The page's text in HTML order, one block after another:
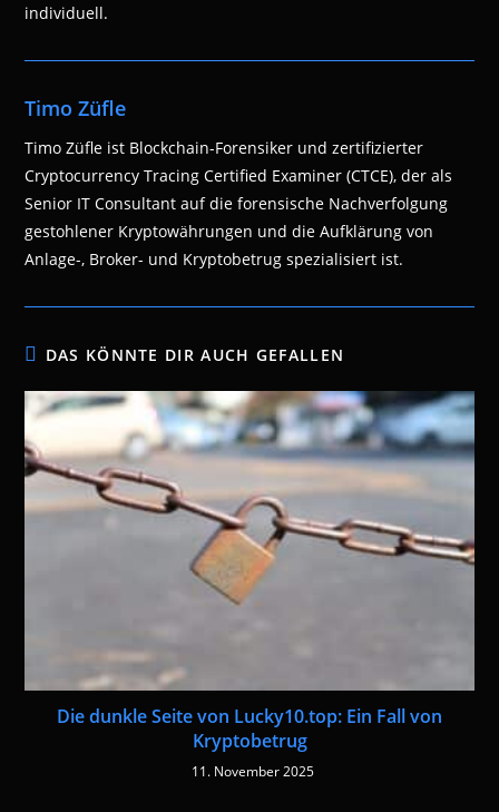
individuell.
Timo Züfle
Timo Züfle ist Blockchain-Forensiker und zertifizierter
Cryptocurrency Tracing Certified Examiner (CTCE), der als
Senior IT Consultant auf die forensische Nachverfolgung
gestohlener Kryptowährungen und die Aufklärung von
Anlage-, Broker- und Kryptobetrug spezialisiert ist.
DAS KÖNNTE DIR AUCH GEFALLEN
Die dunkle Seite von Lucky10.top: Ein Fall von
Kryptobetrug
11. November 2025